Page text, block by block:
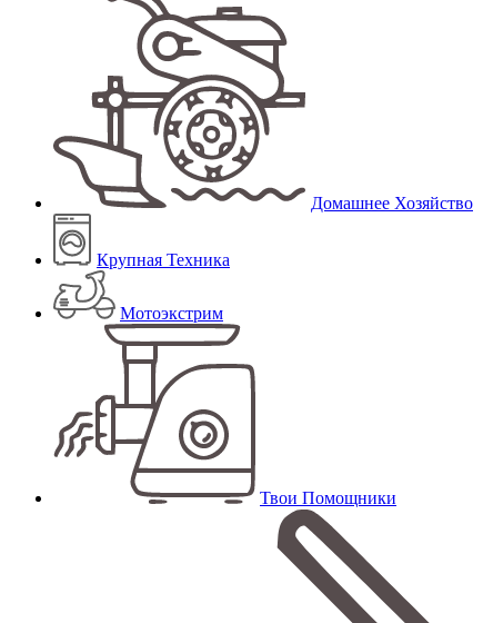
Домашнее Хозяйство
Крупная Техника
Мотоэкстрим
Твои Помощники